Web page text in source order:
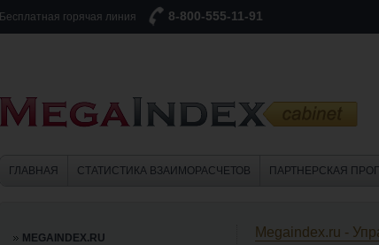
Бесплатная горячая линия 8-800-555-11-91
ГЛАВНАЯ СТАТИСТИКА ВЗАИМОРАСЧЕТОВ ПАРТНЕРСКАЯ
MEGAINDEX.RU
Megaindex.ru -